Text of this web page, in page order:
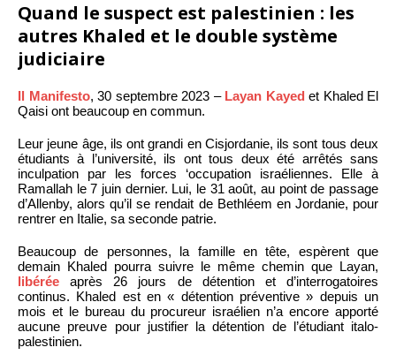
Quand le suspect est palestinien : les
autres Khaled et le double système
judiciaire
Il Manifesto, 30 septembre 2023 – Layan Kayed et Khaled El
Qaisi ont beaucoup en commun.
Leur jeune âge, ils ont grandi en Cisjordanie, ils sont tous deux
étudiants à l’université, ils ont tous deux été arrêtés sans
inculpation par les forces ‘occupation israéliennes. Elle à
Ramallah le 7 juin dernier. Lui, le 31 août, au point de passage
d’Allenby, alors qu’il se rendait de Bethléem en Jordanie, pour
rentrer en Italie, sa seconde patrie.
Beaucoup de personnes, la famille en tête, espèrent que
demain Khaled pourra suivre le même chemin que Layan,
libérée après 26 jours de détention et d’interrogatoires
continus. Khaled est en « détention préventive » depuis un
mois et le bureau du procureur israélien n’a encore apporté
aucune preuve pour justifier la détention de l’étudiant italo-
palestinien.